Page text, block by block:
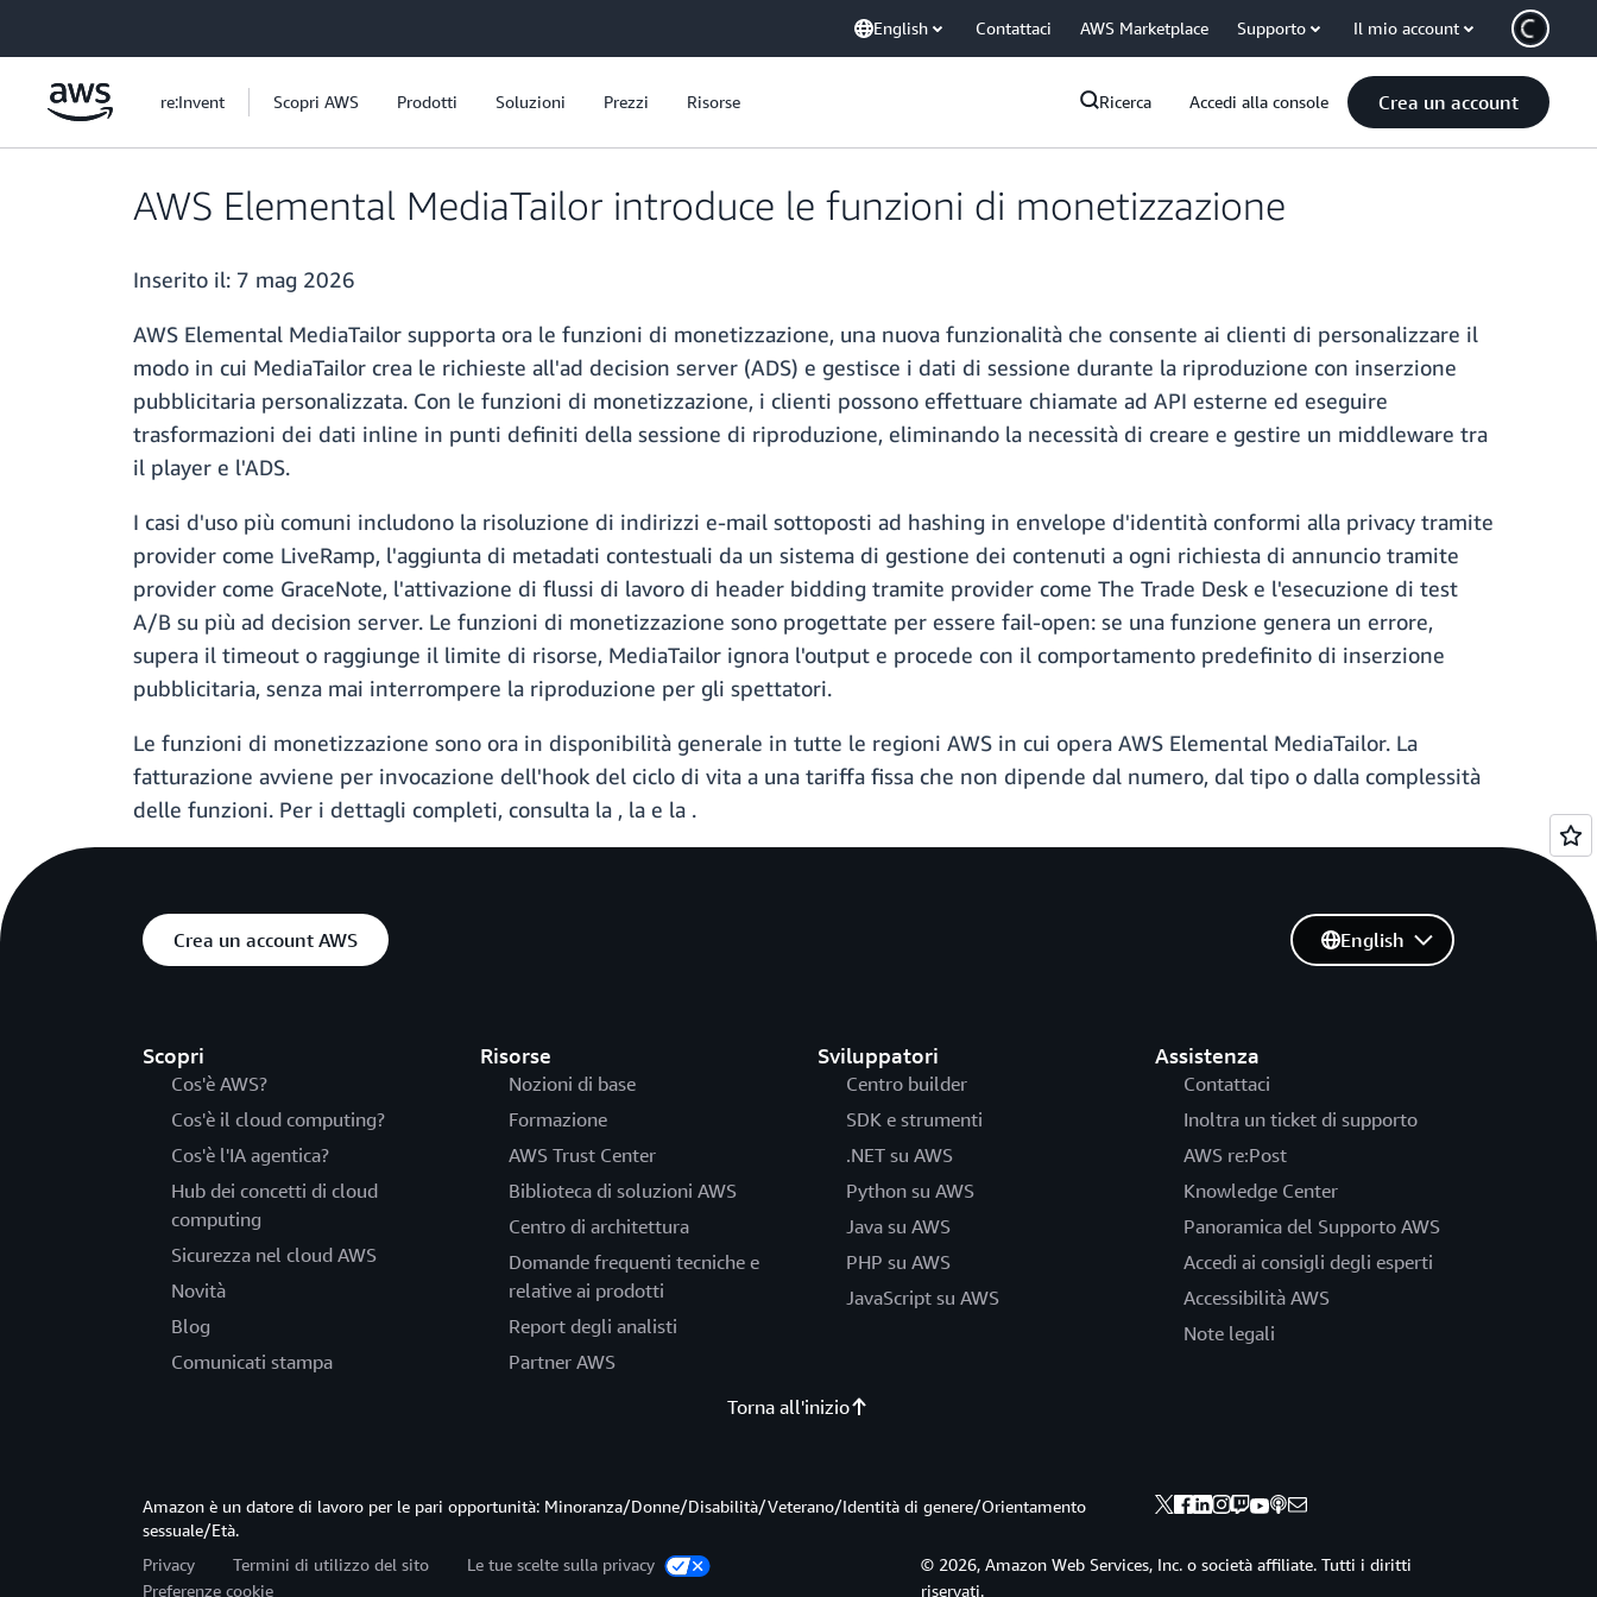
English Contattaci AWS Marketplace Supporto Il mio account
re:Invent Scopri AWS Prodotti Soluzioni Prezzi Risorse Ricerca Accedi alla console Crea un account
AWS Elemental MediaTailor introduce le funzioni di monetizzazione
Inserito il: 7 mag 2026
AWS Elemental MediaTailor supporta ora le funzioni di monetizzazione, una nuova funzionalità che consente ai clienti di personalizzare il
modo in cui MediaTailor crea le richieste all'ad decision server (ADS) e gestisce i dati di sessione durante la riproduzione con inserzione
pubblicitaria personalizzata. Con le funzioni di monetizzazione, i clienti possono effettuare chiamate ad API esterne ed eseguire
trasformazioni dei dati inline in punti definiti della sessione di riproduzione, eliminando la necessità di creare e gestire un middleware tra
il player e l'ADS.
I casi d'uso più comuni includono la risoluzione di indirizzi e-mail sottoposti ad hashing in envelope d'identità conformi alla privacy tramite
provider come LiveRamp, l'aggiunta di metadati contestuali da un sistema di gestione dei contenuti a ogni richiesta di annuncio tramite
provider come GraceNote, l'attivazione di flussi di lavoro di header bidding tramite provider come The Trade Desk e l'esecuzione di test
A/B su più ad decision server. Le funzioni di monetizzazione sono progettate per essere fail-open: se una funzione genera un errore,
supera il timeout o raggiunge il limite di risorse, MediaTailor ignora l'output e procede con il comportamento predefinito di inserzione
pubblicitaria, senza mai interrompere la riproduzione per gli spettatori.
Le funzioni di monetizzazione sono ora in disponibilità generale in tutte le regioni AWS in cui opera AWS Elemental MediaTailor. La
fatturazione avviene per invocazione dell'hook del ciclo di vita a una tariffa fissa che non dipende dal numero, dal tipo o dalla complessità
delle funzioni. Per i dettagli completi, consulta la , la e la .
Crea un account AWS
Scopri
Cos'è AWS?
Cos'è il cloud computing?
Cos'è l'IA agentica?
Hub dei concetti di cloud
computing
Sicurezza nel cloud AWS
Novità
Blog
Comunicati stampa
Risorse
Nozioni di base
Formazione
AWS Trust Center
Biblioteca di soluzioni AWS
Centro di architettura
Domande frequenti tecniche e
relative ai prodotti
Report degli analisti
Partner AWS
Sviluppatori
Centro builder
SDK e strumenti
.NET su AWS
Python su AWS
Java su AWS
PHP su AWS
JavaScript su AWS
Assistenza
Contattaci
Inoltra un ticket di supporto
AWS re:Post
Knowledge Center
Panoramica del Supporto AWS
Accedi ai consigli degli esperti
Accessibilità AWS
Note legali
English
Torna all'inizio
Amazon è un datore di lavoro per le pari opportunità: Minoranza/Donne/Disabilità/Veterano/Identità di genere/Orientamento
sessuale/Età.
Privacy
Termini di utilizzo del sito
Le tue scelte sulla privacy
Preferenze cookie
© 2026, Amazon Web Services, Inc. o società affiliate. Tutti i diritti
riservati.